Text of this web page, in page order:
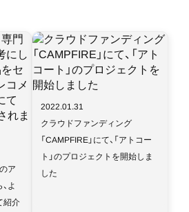
ア
よ
紹介
2022.01.31
クラウドファンディング
「CAMPFIRE」にて、「アトコー
ト」のプロジェクトを開始しま
した